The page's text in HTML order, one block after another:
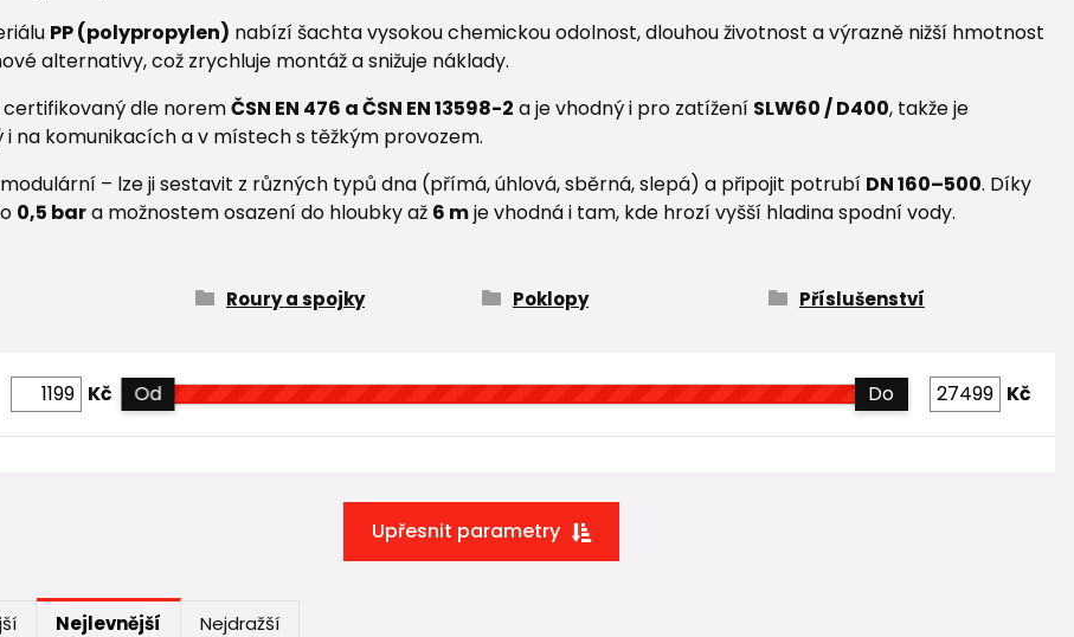
PP (polypropylen) nabízí šachta vysokou chemickou odolnost, dlouhou životnost a výrazně nižší hmotnost
alternativy, což zrychluje montáž a snižuje náklady.
certifikovaný dle noremČSN EN 476 a ČSN EN 13598-2 a je vhodný i pro zatížení SLW60 / D400, takže je
i na komunikacích a v místech s těžkým provozem.
– lze ji sestavit z různých typů dna (přímá, úhlová, sběrná, slepá) a připojit potrubí DN 160–500. Díky
0,5 bara možnostem osazení do hloubky až 6 mje vhodná i tam, kde hrozí vyšší hladina spodní vody.
Roury a spojky Poklopy Příslušenství
Upřesnit parametry
Kč Od Do Kč
Nejlevnější Nejdražší